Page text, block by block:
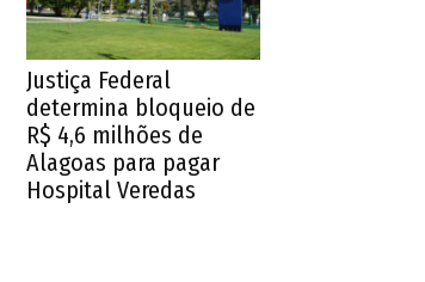
Justiça Federal
determina bloqueio de
R$ 4,6 milhões de
Alagoas para pagar
Hospital Veredas